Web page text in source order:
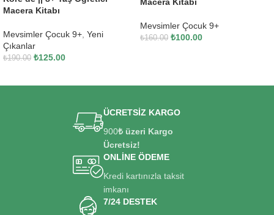
Macera Kitabı
Mevsimler Çocuk 9+, Yeni
Çıkanlar
₺190.00 ₺125.00
Macera Kitabı
Mevsimler Çocuk 9+
₺160.00 ₺100.00
ÜCRETSİZ KARGO
900₺ üzeri Kargo
Ücretsiz!
ONLİNE ÖDEME
Kredi kartınızla taksit
imkanı
7/24 DESTEK